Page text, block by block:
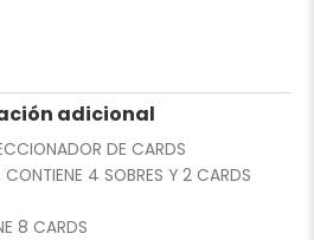
adicional
DE CARDS
4 SOBRES Y 2 CARDS
8 CARDS